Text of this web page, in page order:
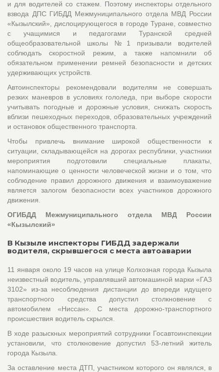
и для водителей со стажем. Поэтому инспекторы отдельного
взвода ДПС ГИБДД Межмуниципального отдела МВД России
«Кызылский», дислоцирующегося в городе Туране, совместно
с учащимися и педагогами Туранской средней
общеобразовательной школы №1 призывали водителей
соблюдать скоростной режим, а также напомнили об
обязательном применении ремней безопасности и детских
удерживающих устройств.
Автоинспекторы рекомендовали водителям не совершать
резких маневров в условиях гололеда, при выборе скорости
учитывать погодные и дорожные условия, снижать скорость
вблизи пешеходных переходов, образовательных учреждений
и остановок общественного транспорта.
Чтобы привлечь внимание широкой общественности к
ситуации, складывающейся на дорогах республики, участники
мероприятия подготовили специальные плакаты,
напоминающие о ценности человеческой жизни и о том, что
соблюдение правил дорожного движения и взаимоуважение
является залогом безопасности всех участников дорожного
движения.
ОГИБДД Межмуниципального отдела МВД России
«Кызылский»
В Кызыле инспекторы ГИБДД задержали
водителя, скрывшегося с места автоаварии
11 января около 19 часов на улице Колхозная города Кызыла
неизвестный водитель, управлявший автомашиной марки «ГАЗ
3102» из-за несоблюдения дистанции до впереди идущего
транспортного средства допустил столкновение с
автомобилем «Ниссан». С места дорожно-транспортного
происшествия водитель скрылся.
В ходе разыскных мероприятий сотрудники Госавтоинспекции
установили, что столкновение допустил 53-летний житель
города Кызыла.
За оставление места ДТП, участником которого он являлся, в